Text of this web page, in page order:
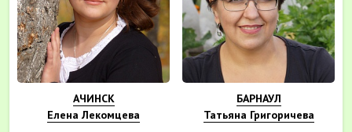
АЧИНСК
Елена Лекомцева
БАРНАУЛ
Татьяна Григоричева